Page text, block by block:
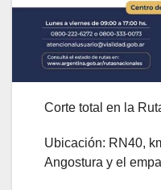
Corte total en la
Ubicación: RN40,
Angostura y el